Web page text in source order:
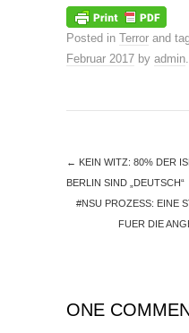
Posted in Terror and
Februar 2017 by admin.
← KEIN WITZ: 80% DER
BERLIN SIND „DEUTSCH“
#NSU PROZESS: EINE
FUER DIE
ONE